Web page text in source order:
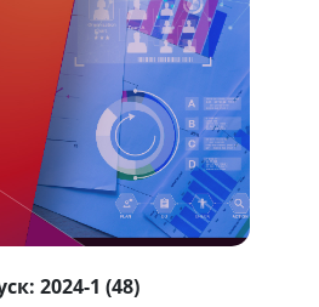
2024-1 (48)